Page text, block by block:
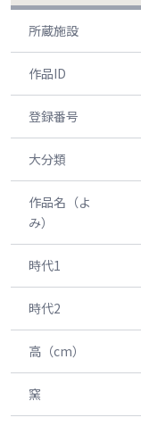
所蔵施設
作品ID
登録番号
大分類
作品名（よ
み）
時代1
時代2
高（cm）
窯